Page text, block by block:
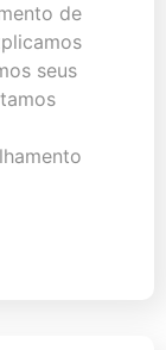
de
seus